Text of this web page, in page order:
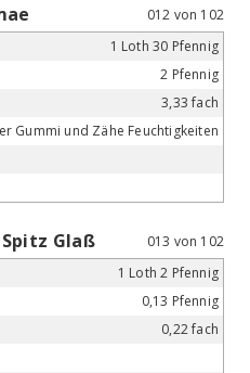
012 von 102
1 Loth 30 Pfennig
2 Pfennig
3,33 fach
Gummi und Zähe Feuchtigkeiten
Glaß
013 von 102
1 Loth 2 Pfennig
0,13 Pfennig
0,22 fach